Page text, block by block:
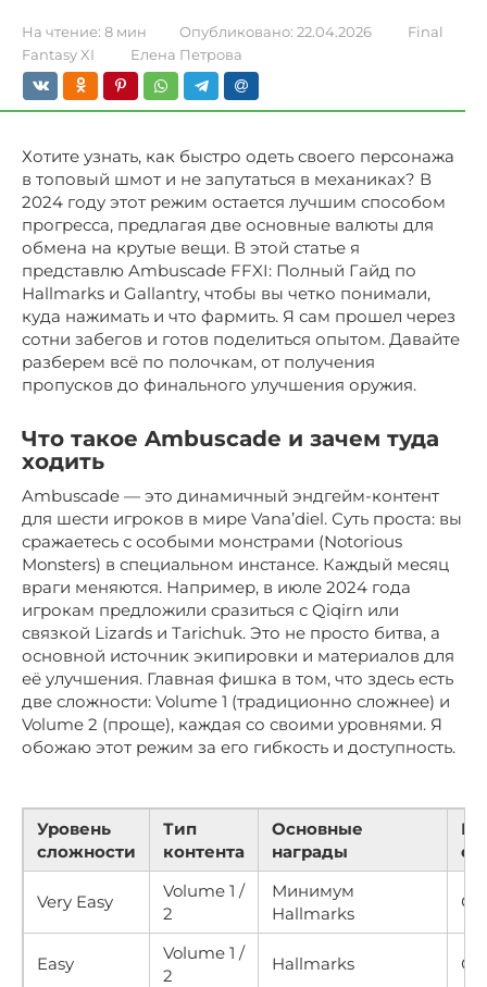
На чтение: 8 мин Опубликовано: 22.04.2026
Final
Fantasy XI
Елена Петрова
Хотите узнать, как быстро одеть своего персонажа
в топовый шмот и не запутаться в механиках? В
2024 году этот режим остается лучшим способом
прогресса, предлагая две основные валюты для
обмена на крутые вещи. В этой статье я
представлю Ambuscade FFXI: Полный Гайд по
Hallmarks и Gallantry, чтобы вы четко понимали,
куда нажимать и что фармить. Я сам прошел через
сотни забегов и готов поделиться опытом. Давайте
разберем всё по полочкам, от получения
пропусков до финального улучшения оружия.
Что такое Ambuscade и зачем туда
ходить
Ambuscade — это динамичный эндгейм-контент
для шести игроков в мире Vana’diel. Суть проста: вы
сражаетесь с особыми монстрами (Notorious
Monsters) в специальном инстансе. Каждый месяц
враги меняются. Например, в июле 2024 года
игрокам предложили сразиться с Qiqirn или
связкой Lizards и Tarichuk. Это не просто битва, а
основной источник экипировки и материалов для
её улучшения. Главная фишка в том, что здесь есть
две сложности: Volume 1 (традиционно сложнее) и
Volume 2 (проще), каждая со своими уровнями. Я
обожаю этот режим за его гибкость и доступность.
Уровень
сложности
Тип
контента
Основные
награды
Very Easy
Volume 1 /
2
Минимум
Hallmarks
Easy
Volume 1 /
2
Hallmarks